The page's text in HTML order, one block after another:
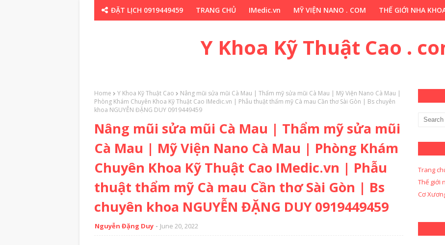
ĐẶT LỊCH 0919449459 TRANG CHỦ IMedic.vn MỸ VIỆN NANO . COM THẾ GIỚI NHA
Y Khoa Kỹ Thuật Cao .
Home Y Khoa Kỹ Thuật Cao
Nâng mũi sửa mũi Cà Mau | Thẩm mỹ sửa mũi Cà Mau | Mỹ Viện Nano Cà Mau |
Phòng Khám Chuyên Khoa Kỹ Thuật Cao IMedic.vn | Phẫu thuật thẩm mỹ Cà mau Cần thơ Sài Gòn | Bs chuyên
khoa NGUYỄN ĐẶNG DUY 0919449459
Nâng mũi sửa mũi Cà Mau | Thẩm mỹ sửa mũi
Cà Mau | Mỹ Viện Nano Cà Mau | Phòng Khám
Chuyên Khoa Kỹ Thuật Cao IMedic.vn | Phẫu
thuật thẩm mỹ Cà mau Cần thơ Sài Gòn | Bs
chuyên khoa NGUYỄN ĐẶNG DUY 0919449459
Nguyễn Đặng Duy June 20, 2022
Trang
Thế giới
Cơ